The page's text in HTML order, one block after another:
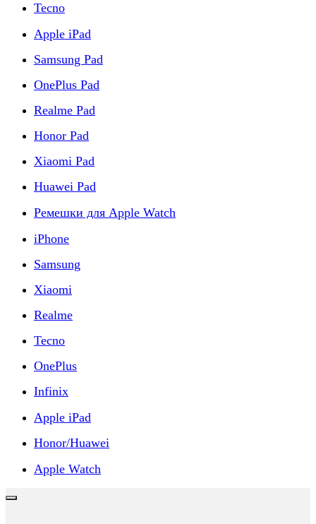
Tecno
Apple iPad
Samsung Pad
OnePlus Pad
Realme Pad
Honor Pad
Xiaomi Pad
Huawei Pad
Ремешки для Apple Watch
iPhone
Samsung
Xiaomi
Realme
Tecno
OnePlus
Infinix
Apple iPad
Honor/Huawei
Apple Watch